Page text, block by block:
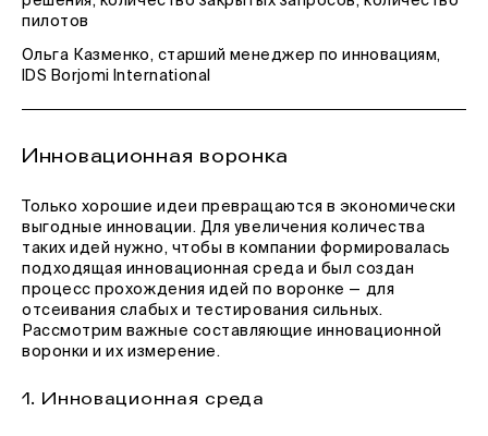
пилотов
Ольга Казменко, старший менеджер по инновациям,
IDS Borjomi International
Инновационная воронка
Только хорошие идеи превращаются в экономически
выгодные инновации. Для увеличения количества
таких идей нужно, чтобы в компании формировалась
подходящая инновационная среда и был создан
процесс прохождения идей по воронке — для
отсеивания слабых и тестирования сильных.
Рассмотрим важные составляющие инновационной
воронки и их измерение.
1. Инновационная среда